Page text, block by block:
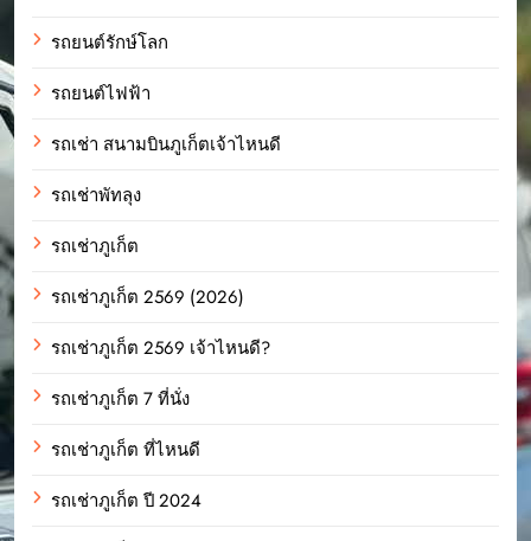
รถยนต์รักษ์โลก
รถยนต์ไฟฟ้า
รถเช่า สนามบินภูเก็ตเจ้าไหนดี
รถเช่าพัทลุง
รถเช่าภูเก็ต
รถเช่าภูเก็ต 2569 (2026)
รถเช่าภูเก็ต 2569 เจ้าไหนดี?
รถเช่าภูเก็ต 7 ที่นั่ง
รถเช่าภูเก็ต ที่ไหนดี
รถเช่าภูเก็ต ปี 2024